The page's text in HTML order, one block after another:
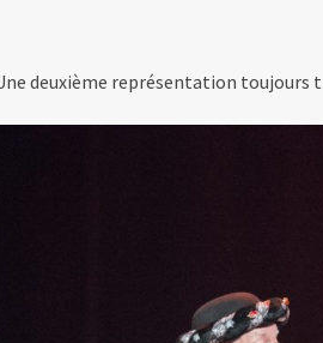
deuxième représentation toujours